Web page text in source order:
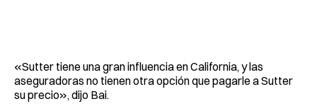
«Sutter tiene una gran influencia en California, y las
aseguradoras no tienen otra opción que pagarle a Sutter
su precio», dijo Bai.